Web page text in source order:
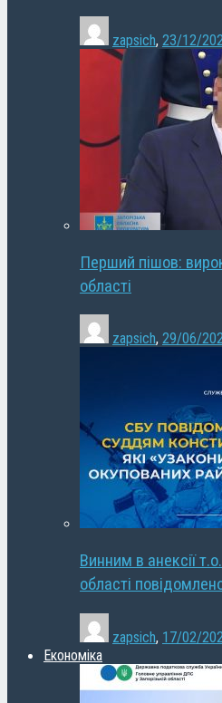
zapsich, 23/12/
Перший пішов:
області
zapsich, 29/06/
Винним в анексії
області
zapsich, 17/02/
Економіка